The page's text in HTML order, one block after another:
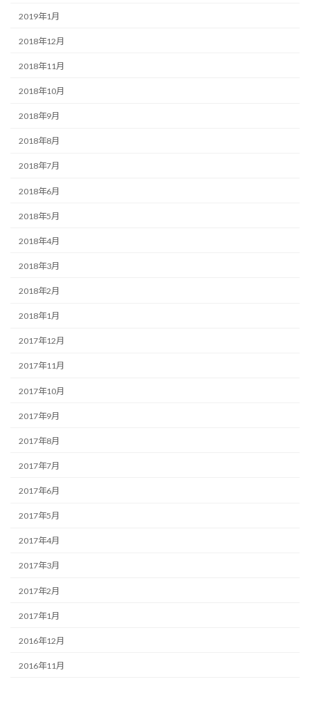
2019年1月
2018年12月
2018年11月
2018年10月
2018年9月
2018年8月
2018年7月
2018年6月
2018年5月
2018年4月
2018年3月
2018年2月
2018年1月
2017年12月
2017年11月
2017年10月
2017年9月
2017年8月
2017年7月
2017年6月
2017年5月
2017年4月
2017年3月
2017年2月
2017年1月
2016年12月
2016年11月